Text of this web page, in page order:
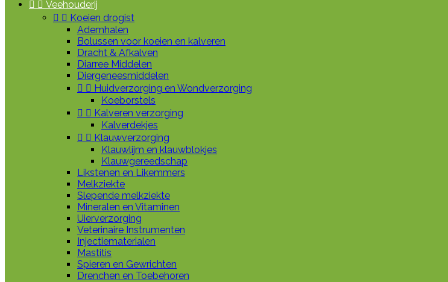
  Veehouderij
  Koeien drogist
Ademhalen
Bolussen voor koeien en kalveren
Dracht & Afkalven
Diarree Middelen
Diergeneesmiddelen
  Huidverzorging en Wondverzorging
Koeborstels
  Kalveren verzorging
Kalverdekjes
  Klauwverzorging
Klauwlijm en klauwblokjes
Klauwgereedschap
Likstenen en Likemmers
Melkziekte
Slepende melkziekte
Mineralen en Vitaminen
Uierverzorging
Veterinaire Instrumenten
Injectiematerialen
Mastitis
Spieren en Gewrichten
Drenchen en Toebehoren